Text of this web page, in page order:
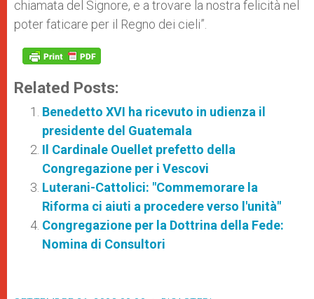
chiamata del Signore, e a trovare la nostra felicità nel
poter faticare per il Regno dei cieli”.
Related Posts:
Benedetto XVI ha ricevuto in udienza il
presidente del Guatemala
Il Cardinale Ouellet prefetto della
Congregazione per i Vescovi
Luterani-Cattolici: "Commemorare la
Riforma ci aiuti a procedere verso l'unità"
Congregazione per la Dottrina della Fede:
Nomina di Consultori